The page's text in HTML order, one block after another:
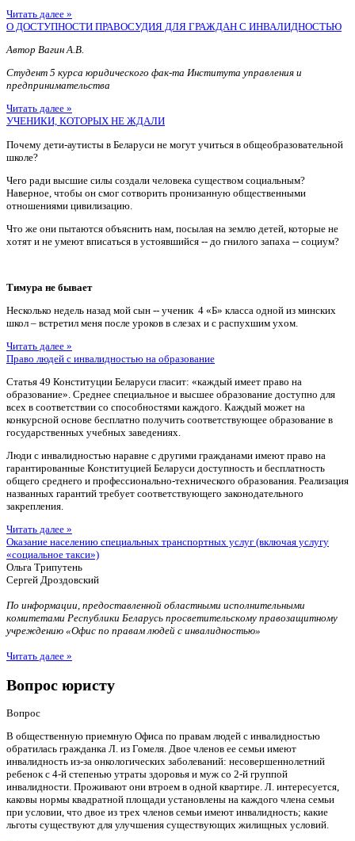
Читать далее »
О ДОСТУПНОСТИ ПРАВОСУДИЯ ДЛЯ ГРАЖДАН С ИНВАЛИДНОСТЬЮ
Автор Вагин А.В.
Студент 5 курса юридического фак-та Института управления и
предпринимательства
Читать далее »
УЧЕНИКИ, КОТОРЫХ НЕ ЖДАЛИ
Почему дети-аутисты в Беларуси не могут учиться в общеобразовательной
школе?
Чего ради высшие силы создали человека существом социальным?
Наверное, чтобы он смог сотворить пронизанную общественными
отношениями цивилизацию.
Что же они пытаются объяснить нам, посылая на землю детей, которые не
хотят и не умеют вписаться в устоявшийся -- до гнилого запаха -- социум?
Тимура не бывает
Несколько недель назад мой сын -- ученик 4 «Б» класса одной из минских
школ – встретил меня после уроков в слезах и с распухшим ухом.
Читать далее »
Право людей с инвалидностью на образование
Статья 49 Конституции Беларуси гласит: «каждый имеет право на
образование». Среднее специальное и высшее образование доступно для
всех в соответствии со способностями каждого. Каждый может на
конкурсной основе бесплатно получить соответствующее образование в
государственных учебных заведениях.
Люди с инвалидностью наравне с другими гражданами имеют право на
гарантированные Конституцией Беларуси доступность и бесплатность
общего среднего и профессионально-технического образования. Реализация
названных гарантий требует соответствующего законодательного
закрепления.
Читать далее »
Оказание населению специальных транспортных услуг (включая услугу
«социальное такси»)
Ольга Трипутень
Сергей Дроздовский
По информации, предоставленной областными исполнительными
комитетами Республики Беларусь просветительскому правозащитному
учреждению «Офис по правам людей с инвалидностью»
Читать далее »
Вопрос юристу
Вопрос
В общественную приемную Офиса по правам людей с инвалидностью
обратилась гражданка Л. из Гомеля. Двое членов ее семьи имеют
инвалидность из-за онкологических заболеваний: несовершеннолетний
ребенок с 4-й степенью утраты здоровья и муж со 2-й группой
инвалидности. Проживают они втроем в одной квартире. Л. интересуется,
каковы нормы квадратной площади установлены на каждого члена семьи
при условии, что двое из трех членов семьи имеют инвалидность; какие
льготы существуют для улучшения существующих жилищных условий.